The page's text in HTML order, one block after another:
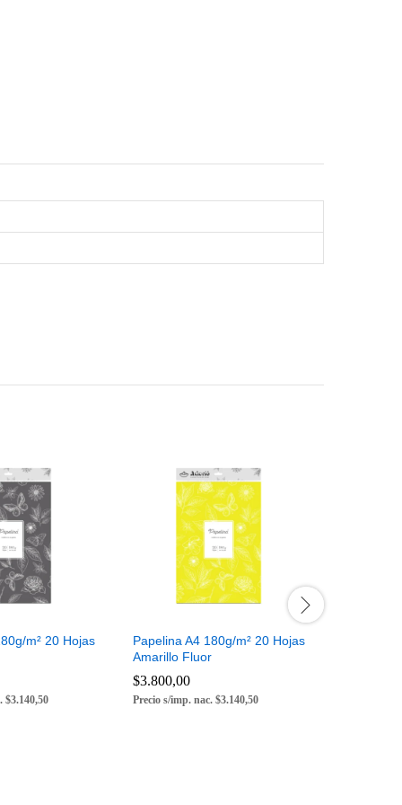
m² 20 Hojas
$3.140,50
Papelina A4 180g/m² 20 Hojas
Amarillo Fluor
$3.800,00
Precio s/imp. nac. $3.140,50
$3.800,00